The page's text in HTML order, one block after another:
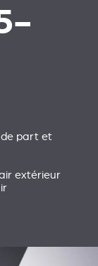
part et
extérieur